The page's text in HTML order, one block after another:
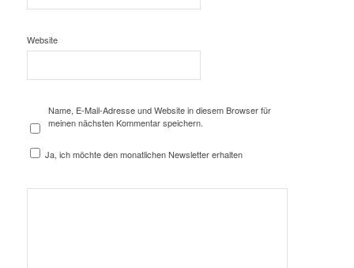
Website
Name, E-Mail-Adresse und Website in diesem Browser für
meinen nächsten Kommentar speichern.
Ja, ich möchte den monatlichen Newsletter erhalten